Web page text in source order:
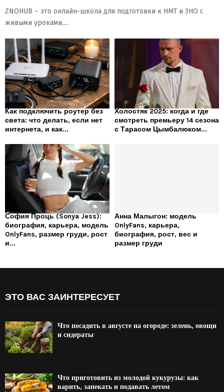
ZNOHUB – это онлайн-школа для подготовки к НМТ и ЗНО с
живыми уроками,...
Как подключить роутер без
света: что делать, если нет
интернета, и как...
Холостяк 2025: когда и где
смотреть премьеру 14 сезона
с Тарасом Цымбалюком...
София Проць (Sonya Jess):
биография, карьера, модель
OnlyFans, размер груди, рост
и...
Анна Малыгон: модель
OnlyFans, карьера,
биография, рост, вес и
размер груди
ЭТО ВАС ЗАИНТЕРЕСУЕТ
Что посадить в августе на огороде: зелень, овощи
и сидераты
Что приготовить из молодой кукурузы: как
варить, запекать и подавать летом